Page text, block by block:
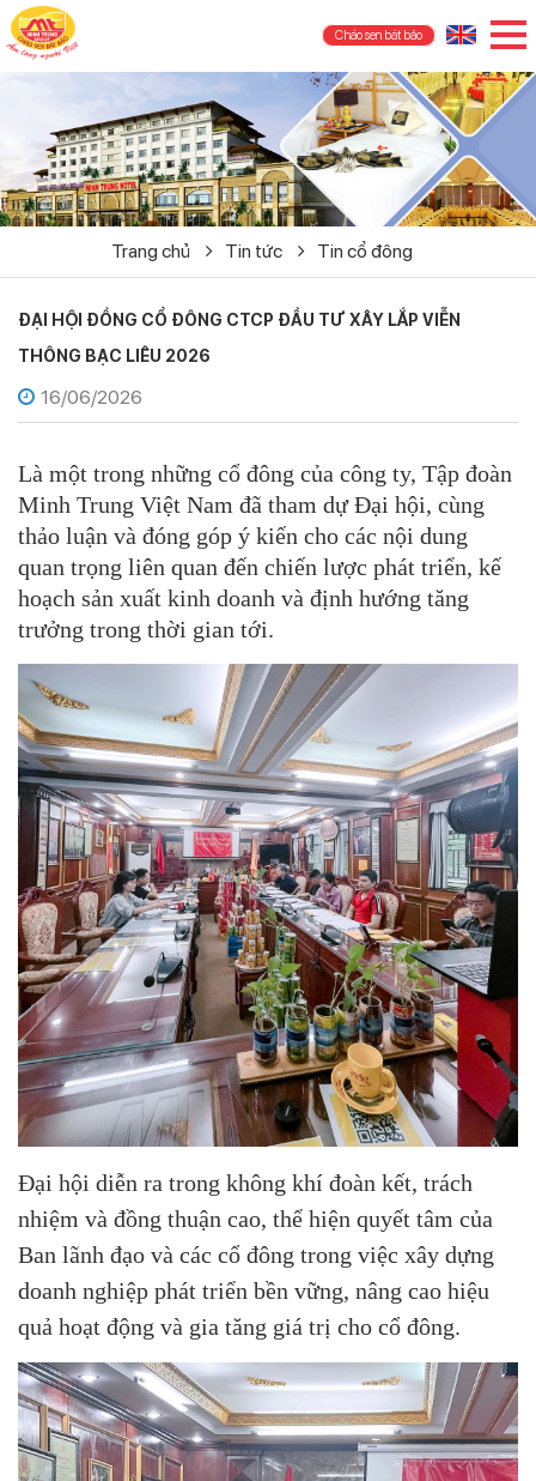
Cháo sen bát bảo
Trang chủ Tin tức Tin cổ đông
ĐẠI HỘI ĐỒNG CỔ ĐÔNG CTCP ĐẦU TƯ XÂY LẮP VIỄN
THÔNG BẠC LIÊU 2026
16/06/2026
Là một trong những cổ đông của công ty, Tập đoàn
Minh Trung Việt Nam đã tham dự Đại hội, cùng
thảo luận và đóng góp ý kiến cho các nội dung
quan trọng liên quan đến chiến lược phát triển, kế
hoạch sản xuất kinh doanh và định hướng tăng
trưởng trong thời gian tới.
Đại hội diễn ra trong không khí đoàn kết, trách
nhiệm và đồng thuận cao, thể hiện quyết tâm của
Ban lãnh đạo và các cổ đông trong việc xây dựng
doanh nghiệp phát triển bền vững, nâng cao hiệu
quả hoạt động và gia tăng giá trị cho cổ đông.